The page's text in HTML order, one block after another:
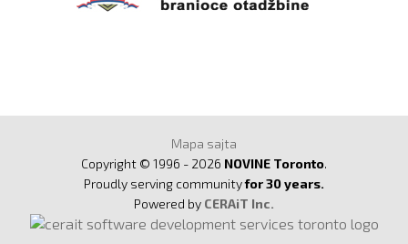
Mapa sajta
Copyright © 1996 - 2026 NOVINE Toronto.
Proudly serving communityfor 30 years.
Powered by CERAiT Inc.